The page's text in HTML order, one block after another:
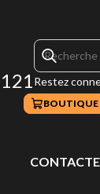
Restez
BOUTIQUE